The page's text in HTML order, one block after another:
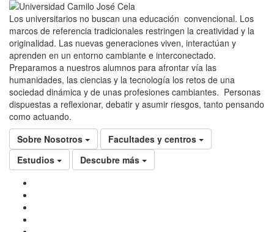
Los universitarios no buscan una educación convencional. Los
marcos de referencia tradicionales restringen la creatividad y la
originalidad. Las nuevas generaciones viven, interactúan y
aprenden en un entorno cambiante e interconectado.
Preparamos a nuestros alumnos para afrontar vía las
humanidades, las ciencias y la tecnología los retos de una
sociedad dinámica y de unas profesiones cambiantes. Personas
dispuestas a reflexionar, debatir y asumir riesgos, tanto pensando
como actuando.
Sobre Nosotros
Facultades y centros
Estudios
Descubre más